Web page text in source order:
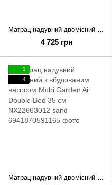
Матрац надувний двомісний з вбудованим насосом Mobi Garden Air double bed 26 см NX24663001 sand
4 725 грн
3
4